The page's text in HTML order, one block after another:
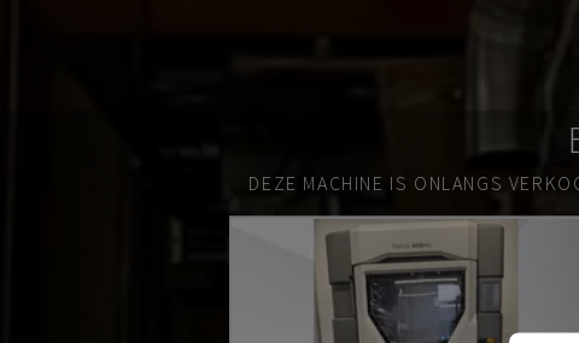
DEZE MACHINE IS ONLANGS